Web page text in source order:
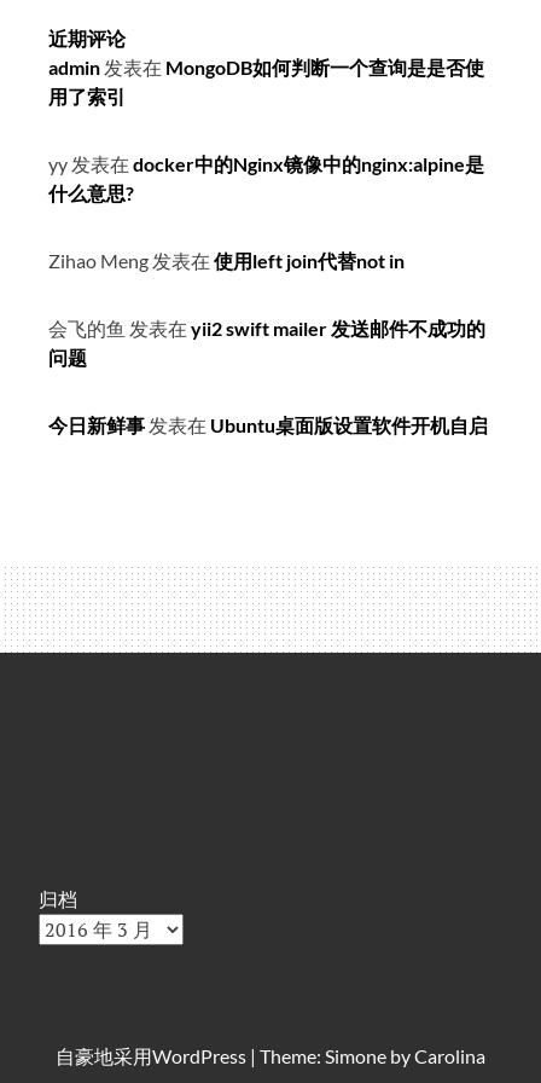
近期评论
admin 发表在 MongoDB如何判断一个查询是是否使
用了索引
yy 发表在 docker中的Nginx镜像中的nginx:alpine是
什么意思?
Zihao Meng 发表在 使用left join代替not in
会飞的鱼 发表在 yii2 swift mailer 发送邮件不成功的
问题
今日新鲜事 发表在 Ubuntu桌面版设置软件开机自启
归档
自豪地采用WordPress | Theme: Simone byCarolina